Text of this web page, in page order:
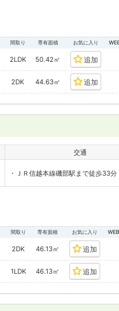
間取り 専有面積 お気に入り
2LDK 50.42㎡ 追加
2DK 44.63㎡ 追加
交通
・ＪＲ信越本線磯部駅まで徒歩33分
間取り 専有面積 お気に入り
2DK 46.13㎡ 追加
1LDK 46.13㎡ 追加